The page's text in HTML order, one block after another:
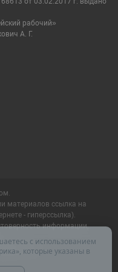
рабочий»
А. Г.
материалов ссылка на
- гиперссылка).
информации,
16+
с использованием
которые указаны в